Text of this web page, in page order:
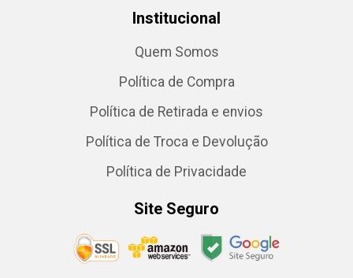
Institucional
Quem Somos
Política de Compra
Política de Retirada e envios
Política de Troca e Devolução
Política de Privacidade
Site Seguro